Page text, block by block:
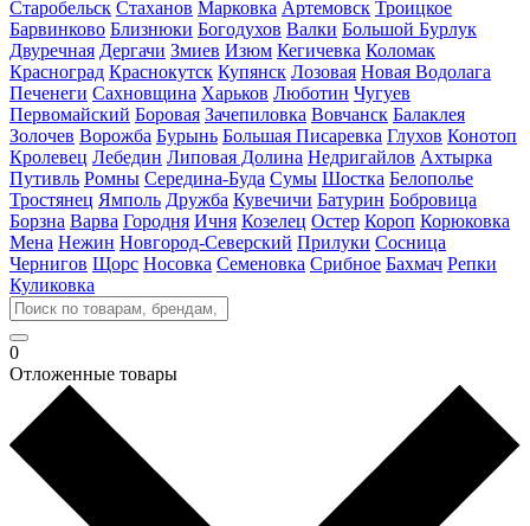
Старобельск Стаханов Марковка Артемовск Троицкое
Барвинково Близнюки Богодухов Валки Большой Бурлук
Двуречная Дергачи Змиев Изюм Кегичевка Коломак
Красноград Краснокутск Купянск Лозовая Новая Водолага
Печенеги Сахновщина Харьков Люботин Чугуев
Первомайский Боровая Зачепиловка Вовчанск Балаклея
Золочев Ворожба Бурынь Большая Писаревка Глухов Конотоп
Кролевец Лебедин Липовая Долина Недригайлов Ахтырка
Путивль Ромны Середина-Буда Сумы Шостка Белополье
Тростянец Ямполь Дружба Кувечичи Батурин Бобровица
Борзна Варва Городня Ичня Козелец Остер Короп Корюковка
Мена Нежин Новгород-Северский Прилуки Сосница
Чернигов Щорс Носовка Семеновка Срибное Бахмач Репки
Куликовка
0
Отложенные товары